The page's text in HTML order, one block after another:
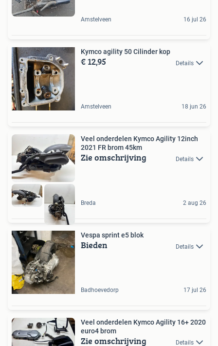
Amstelveen 16 jul 26
Kymco agility 50 Cilinder kop
€ 12,95 Details
Amstelveen 18 jun 26
Veel onderdelen Kymco Agility 12inch
2021 FR brom 45km
Zie omschrijving Details
Breda 2 aug 26
Vespa sprint e5 blok
Bieden Details
Badhoevedorp 17 jul 26
Veel onderdelen Kymco Agility 16+ 2020
euro4 brom
Zie omschrijving Details